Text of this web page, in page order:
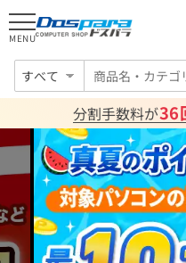
MENU
すべて
分割手数料が36